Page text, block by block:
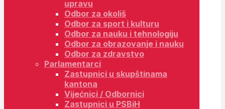
upravu
Odbor za okoliš
Odbor za sport i kulturu
Odbor za nauku i tehnologiju
Odbor za obrazovanje i nauku
Odbor za zdravstvo
Parlamentarci
Zastupnici u skupštinama
kantona
Vijećnici / Odbornici
Zastupnici u PSBiH